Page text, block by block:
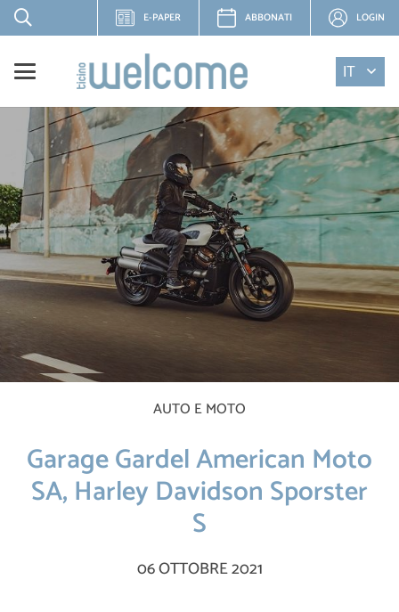
E-PAPER ABBONATI LOGIN
IT
AUTO E MOTO
Garage Gardel American Moto
SA, Harley Davidson Sporster
S
06 OTTOBRE 2021